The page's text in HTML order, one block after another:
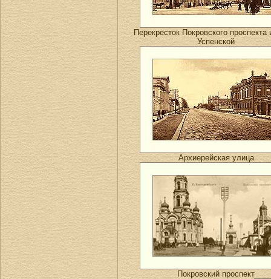
Перекресток Покровского
Успенской
Архиерейская улица
Покровский проспект